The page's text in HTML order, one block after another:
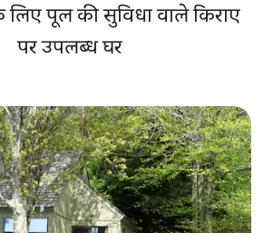
लिए पूल की सुविधा वाले किराए
पर उपलब्ध घर